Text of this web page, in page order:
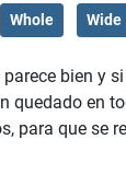
Whole Wide
bien y
quedado en
para que se